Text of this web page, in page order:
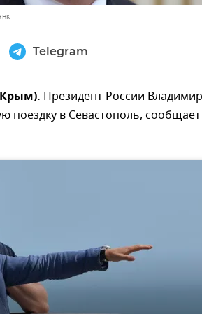
Telegram
Президент России Владимир
поездку в Севастополь, сообщает